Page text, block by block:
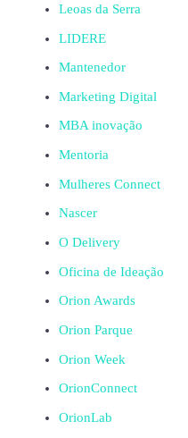
Leoas da Serra
LIDERE
Mantenedor
Marketing Digital
MBA inovação
Mentoria
Mulheres Connect
Nascer
O Delivery
Oficina de Ideação
Orion Awards
Orion Parque
Orion Week
OrionConnect
OrionLab